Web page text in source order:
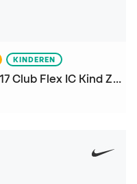
KINDEREN
Mercurial Vapor 17 Club Flex IC Kind Zaalvoetbalschoenen